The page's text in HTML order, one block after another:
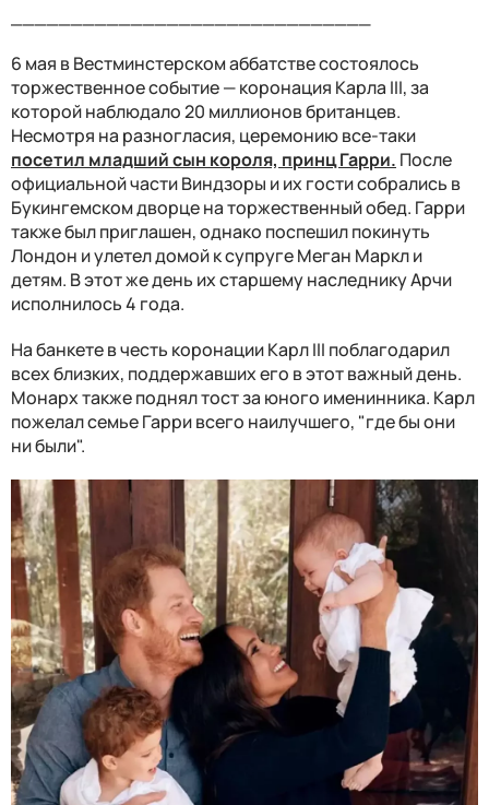
6 мая в Вестминстерском аббатстве состоялось
торжественное событие — коронация Карла III, за
которой наблюдало 20 миллионов британцев.
Несмотря на разногласия, церемонию все-таки
посетил младший сын короля, принц Гарри. После
официальной части Виндзоры и их гости собрались в
Букингемском дворце на торжественный обед. Гарри
также был приглашен, однако поспешил покинуть
Лондон и улетел домой к супруге Меган Маркл и
детям. В этот же день их старшему наследнику Арчи
исполнилось 4 года.
На банкете в честь коронации Карл III поблагодарил
всех близких, поддержавших его в этот важный день.
Монарх также поднял тост за юного именинника. Карл
пожелал семье Гарри всего наилучшего, "где бы они
ни были".